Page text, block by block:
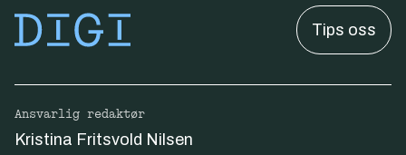
Tips oss
Ansvarlig redaktør
Kristina Fritsvold Nilsen